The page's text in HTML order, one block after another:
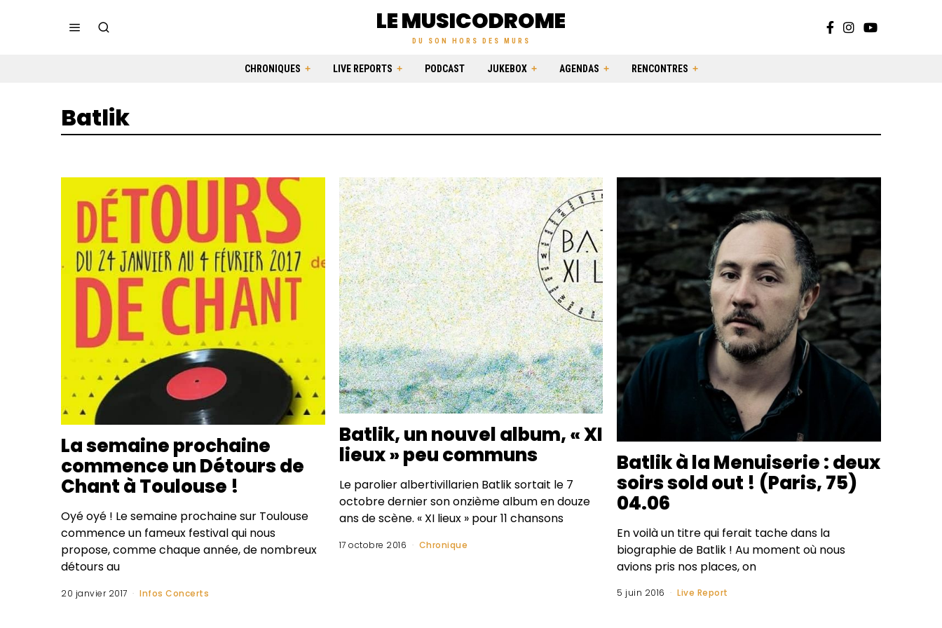
LE MUSICODROME
DU SON HORS DES MURS
CHRONIQUES LIVE REPORTS PODCAST JUKEBOX AGENDAS RENCONTRES
Batlik
La semaine prochaine
commence un Détours de
Chant à Toulouse !
Oyé oyé ! Le semaine prochaine sur Toulouse
commence un fameux festival qui nous
propose, comme chaque année, de nombreux
détours au
20 janvier 2017 Infos Concerts
Batlik, un nouvel album, « XI
lieux » peu communs
Le parolier albertivillarien Batlik sortait le 7
octobre dernier son onzième album en douze
ans de scène. « XI lieux » pour 11 chansons
17 octobre 2016 Chronique
Batlik à la Menuiserie : deux
soirs sold out ! (Paris, 75)
04.06
En voilà un titre qui ferait tache dans la
biographie de Batlik ! Au moment où nous
avions pris nos places, on
5 juin 2016 Live Report